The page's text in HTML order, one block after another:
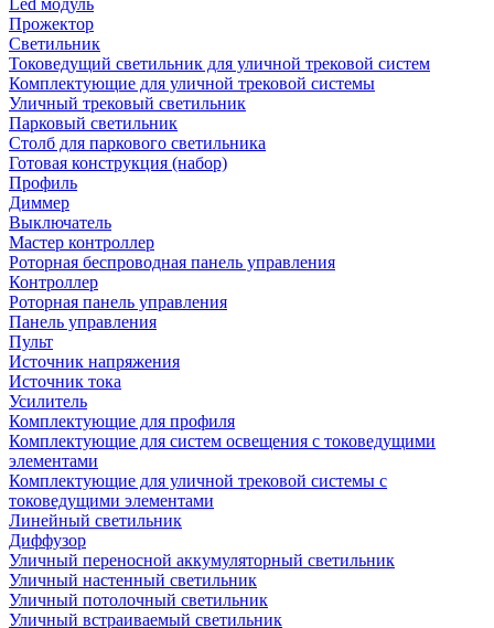
Led модуль
Прожектор
Светильник
Токоведущий светильник для уличной трековой систем
Комплектующие для уличной трековой системы
Уличный трековый светильник
Парковый светильник
Столб для паркового светильника
Готовая конструкция (набор)
Профиль
Диммер
Выключатель
Мастер контроллер
Роторная беспроводная панель управления
Контроллер
Роторная панель управления
Панель управления
Пульт
Источник напряжения
Источник тока
Усилитель
Комплектующие для профиля
Комплектующие для систем освещения с токоведущими
элементами
Комплектующие для уличной трековой системы с
токоведущими элементами
Линейный светильник
Диффузор
Уличный переносной аккумуляторный светильник
Уличный настенный светильник
Уличный потолочный светильник
Уличный встраиваемый светильник